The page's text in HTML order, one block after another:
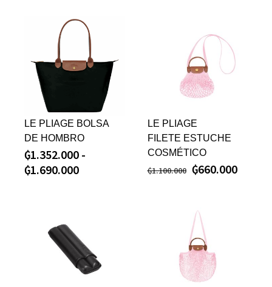
LE PLIAGE BOLSA
DE HOMBRO
₲1.352.000 -
₲1.690.000
LE PLIAGE
FILETE ESTUCHE
COSMÉTICO
₲1.100.000 ₲660.000